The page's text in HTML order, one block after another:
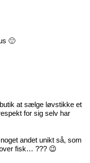
🙂
at sælge løvstikke et
for sig selv har
andet unikt så, som
fisk… ??? 😉